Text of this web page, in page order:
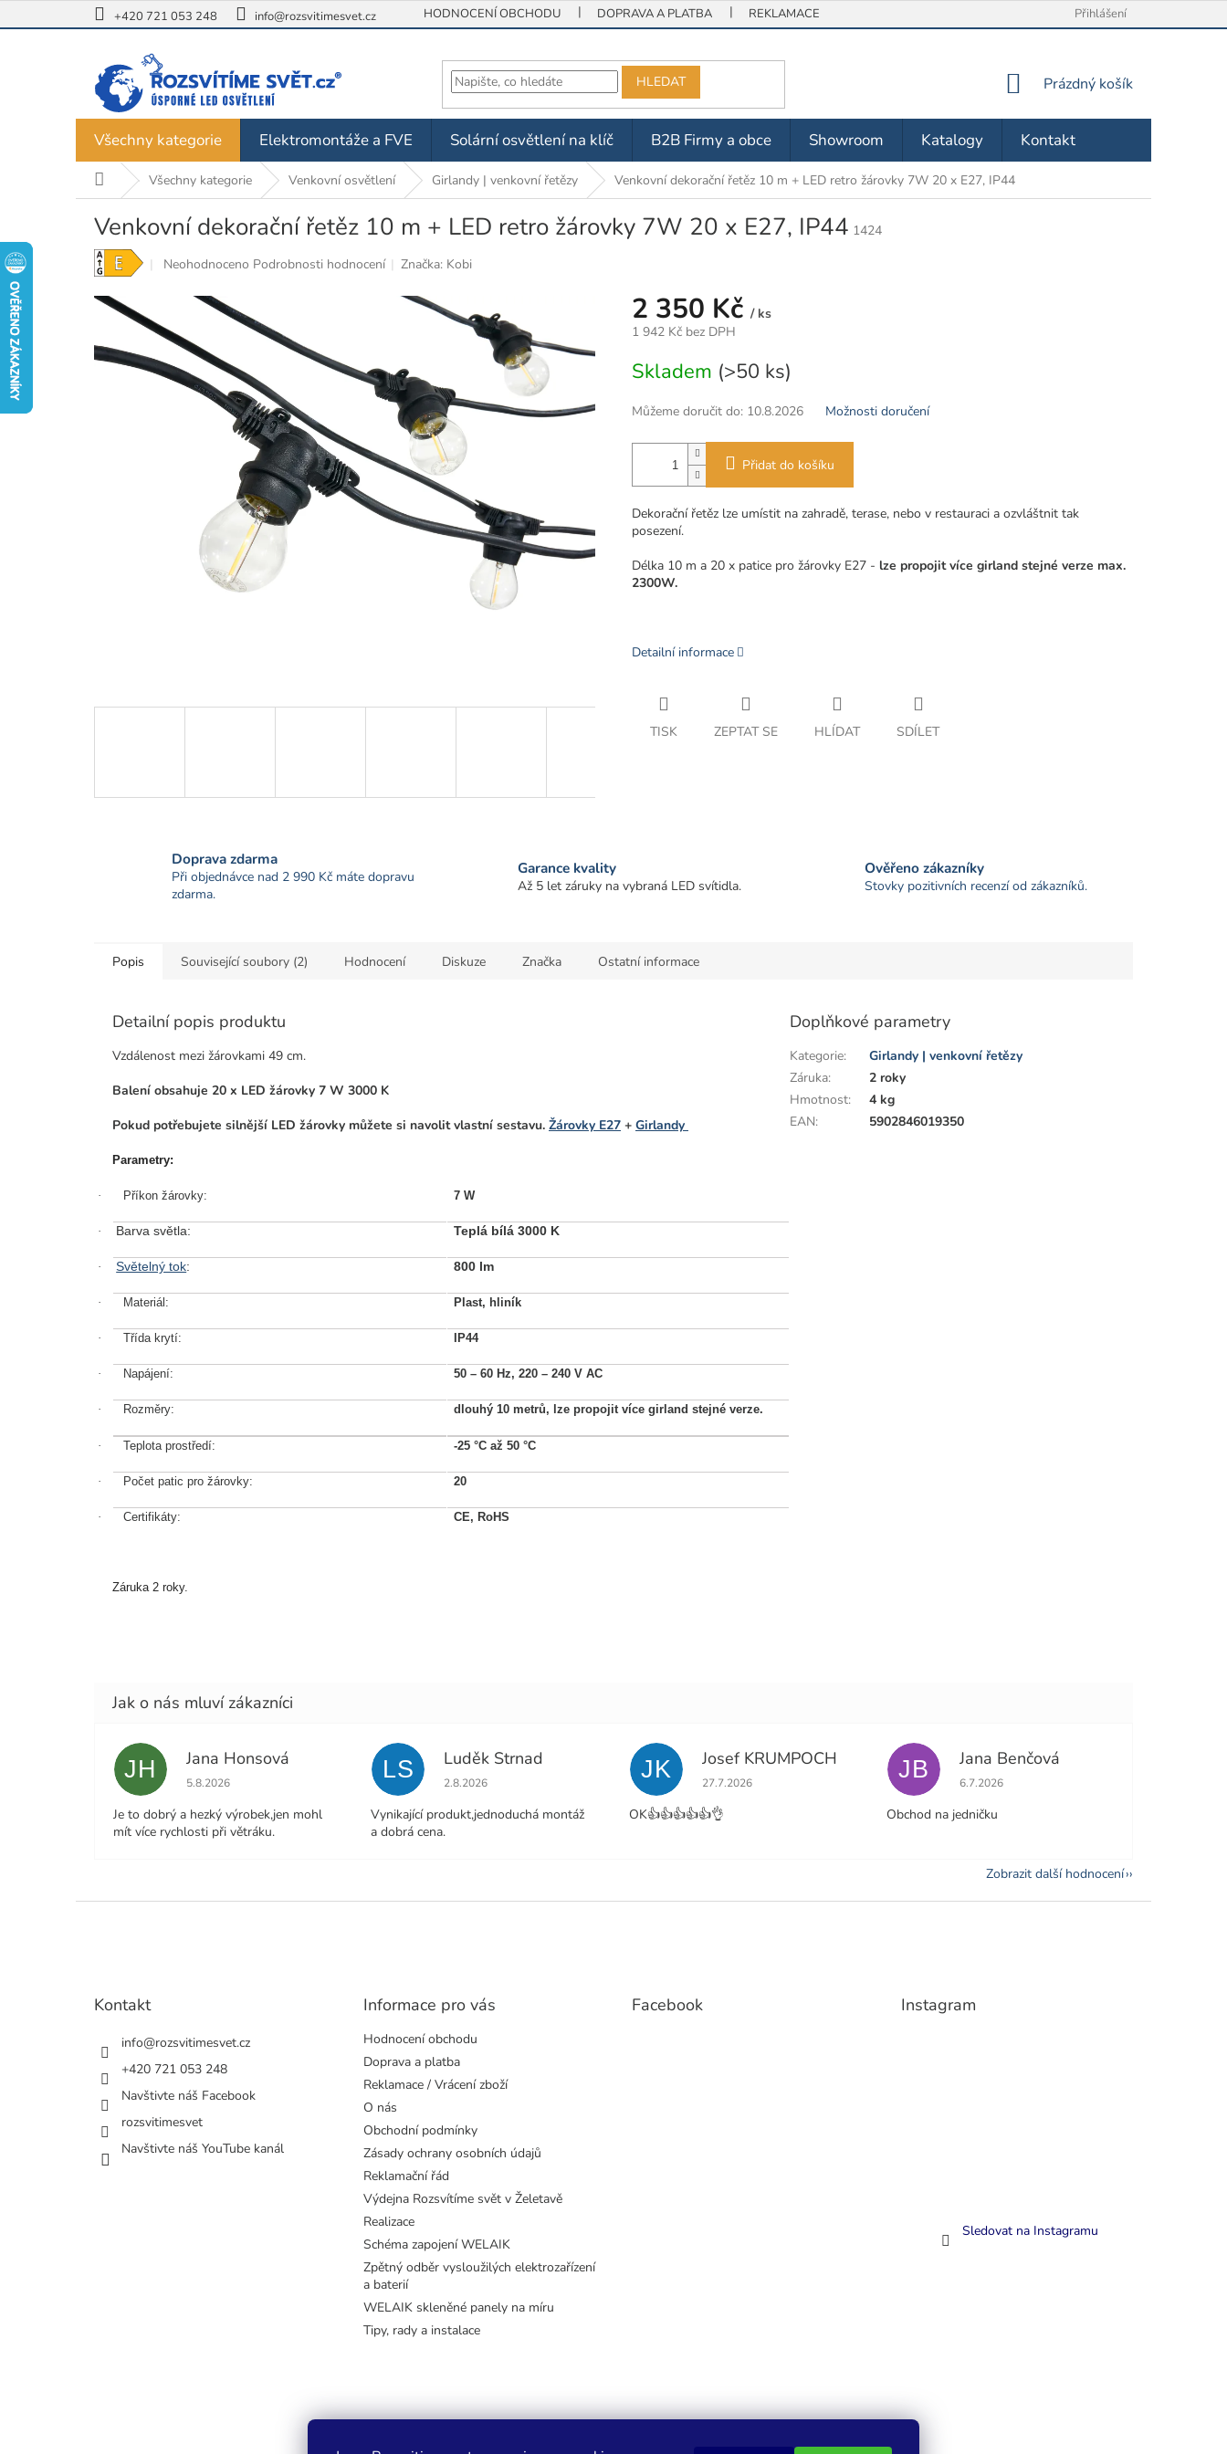
na
+420 721 053 248 info@rozsvitimesvet.cz HODNOCENÍ OBCHODU DOPRAVA A PLATBA REKLAMACE / VRÁCENÍ ZBOŽÍ OBCHODNÍ PODMÍNKY
Přihlášení
HLEDAT
NÁKUPNÍ
Prázdný košík
Všechny kategorie Elektromontáže a FVE Solární osvětlení na klíč B2B Firmy a obce Showroom Katalogy Kontakt
Domů Všechny kategorie Venkovní osvětlení Girlandy | venkovní řetězy Venkovní dekorační řetěz 10 m + LED retro žárovky 7W 20 x E27, IP44
Venkovní dekorační řetěz 10 m + LED retro žárovky 7W 20 x E27, IP44 1424
Průměrné
produktu
0,0
5
hvězdiček.
Neohodnoceno Podrobnosti hodnocení Značka: Kobi
2 350 Kč / ks
1 942 Kč bez DPH
cena:
Skladem (>50 ks)
Můžeme doručit do: 10.8.2026 Možnosti doručení
Přidat do košíku
Dekorační řetěz lze umístit na zahradě, terase, nebo v restauraci a ozvláštnit tak
posezení.
Délka 10 m a 20 x patice pro žárovky E27 - lze propojit více girland stejné verze max.
2300W.
Detailní informace
TISK ZEPTAT SE HLÍDAT SDÍLET
Doprava zdarma
Při objednávce nad 2 990 Kč máte dopravu
zdarma.
Garance kvality
Až 5 let záruky na vybraná LED svítidla.
Ověřeno zákazníky
Stovky pozitivních recenzí od zákazníků.
Popis Související soubory (2) Hodnocení Diskuze Značka Ostatní informace
Detailní popis produktu
Vzdálenost mezi žárovkami 49 cm.
Balení obsahuje 20 x LED žárovky 7 W 3000 K
Pokud potřebujete silnější LED žárovky můžete si navolit vlastní sestavu. Žárovky E27 + Girlandy
Parametry:
· Příkon žárovky: 7 W
· Barva světla: Teplá bílá 3000 K
· Světelný tok: 800 lm
· Materiál: Plast, hliník
· Třída krytí: IP44
· Napájení: 50 – 60 Hz, 220 – 240 V AC
· Rozměry: dlouhý 10 metrů, lze propojit více girland stejné verze.
· Teplota prostředí: -25 °C až 50 °C
· Počet patic pro žárovky: 20
· Certifikáty: CE, RoHS
Záruka 2 roky.
Doplňkové parametry
Kategorie:
Girlandy | venkovní řetězy
Záruka:
2 roky
Hmotnost:
4 kg
EAN: 5902846019350
JH Jana Honsová
Hodnocení obchodu je 5 z 5 hvězdiček.
5.8.2026
Je to dobrý a hezký výrobek,jen mohl
mít více rychlosti při větráku.
LS Luděk Strnad
Hodnocení obchodu je 5 z 5 hvězdiček.
2.8.2026
Vynikající produkt,jednoduchá montáž
a dobrá cena.
JK Josef KRUMPOCH
Hodnocení obchodu je 5 z 5 hvězdiček.
27.7.2026
OK👍👍👍👍👍👌
JB Jana Benčová
Hodnocení obchodu je 5 z 5 hvězdiček.
6.7.2026
Obchod na jedničku
Zobrazit další hodnocení
Kontakt
info@rozsvitimesvet.cz
+420 721 053 248
Navštivte náš Facebook
rozsvitimesvet
Navštivte náš YouTube kanál
Informace pro vás
Hodnocení obchodu
Doprava a platba
Reklamace / Vrácení zboží
O nás
Obchodní podmínky
Zásady ochrany osobních údajů
Reklamační řád
Výdejna Rozsvítíme svět v Želetavě
Realizace
Schéma zapojení WELAIK
Zpětný odběr vysloužilých elektrozařízení
a baterií
WELAIK skleněné panely na míru
Tipy, rady a instalace
Facebook Instagram
Sledovat na Instagramu